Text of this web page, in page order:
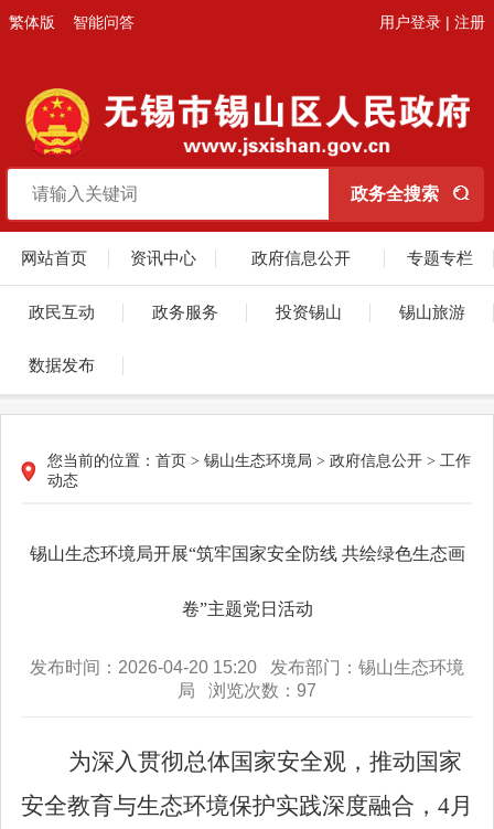
繁体版 智能问答 用户登录 | 注册
网站首页 资讯中心 政府信息公开 专题专栏
政民互动 政务服务 投资锡山 锡山旅游
数据发布
您当前的位置： 首页 > 锡山生态环境局 > 政府信息公开 > 工作
动态
锡山生态环境局开展“筑牢国家安全防线 共绘绿色生态画
卷”主题党日活动
发布时间：2026-04-20 15:20 发布部门：锡山生态环境
局 浏览次数： 97
为深入贯彻总体国家安全观，推动国家
安全教育与生态环境保护实践深度融合，4月